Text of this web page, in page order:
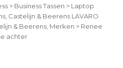
> Business Tassen > Laptop
Castelijn & Beerens LAVARO
& Beerens Merken > Renee
achter